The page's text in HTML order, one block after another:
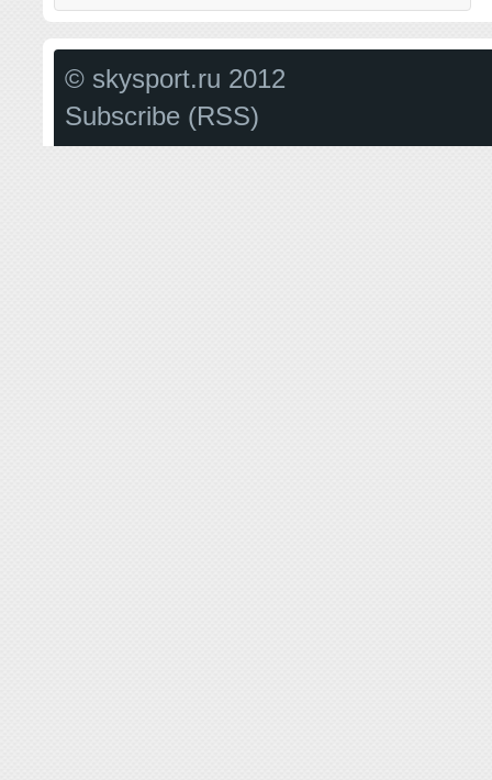
© skysport.ru 2012
Subscribe (RSS)